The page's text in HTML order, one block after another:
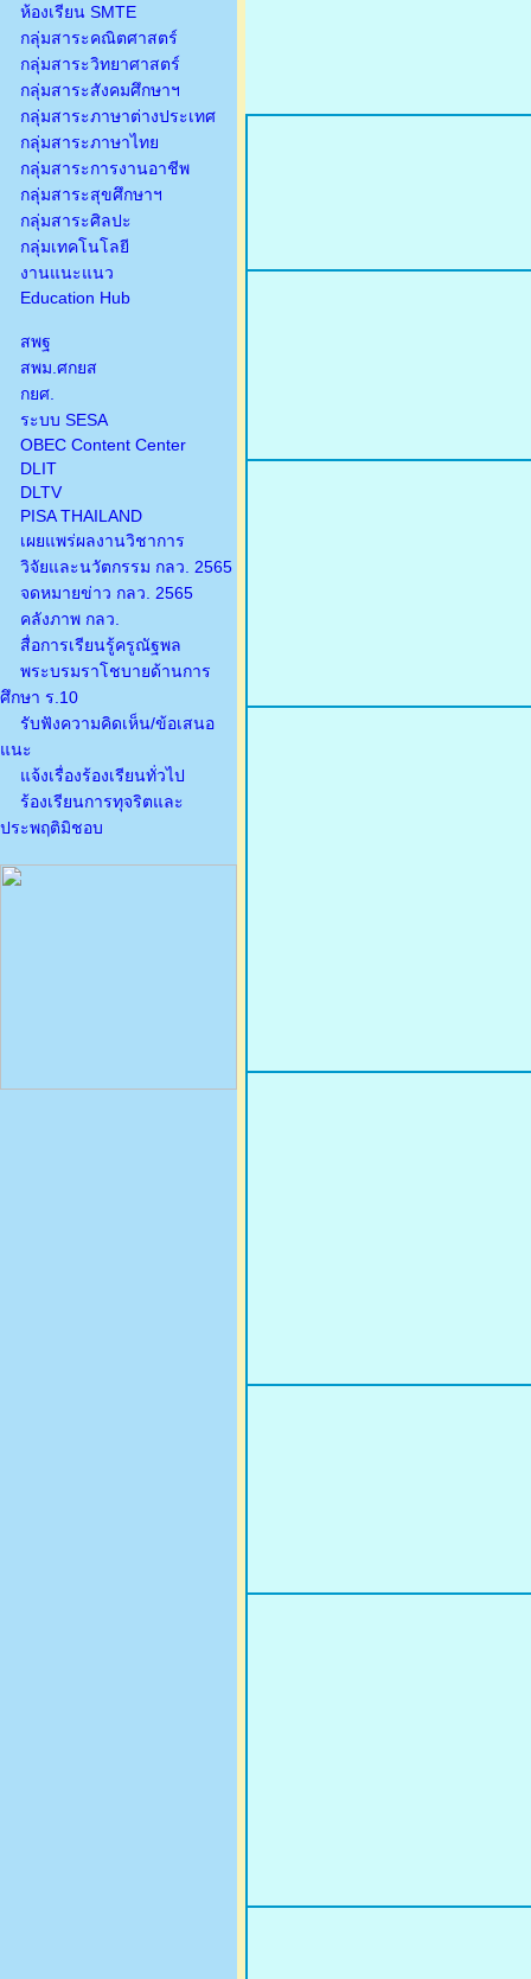
ห้องเรียน SMTE
กลุ่มสาระคณิตศาสตร์
กลุ่มสาระวิทยาศาสตร์
กลุ่มสาระสังคมศึกษาฯ
กลุ่มสาระภาษาต่างประเทศ
กลุ่มสาระภาษาไทย
กลุ่มสาระการงานอาชีพ
กลุ่มสาระสุขศึกษาฯ
กลุ่มสาระศิลปะ
กลุ่มเทคโนโลยี
งานแนะแนว
Education Hub
สพฐ
สพม.ศกยส
กยศ.
ระบบ SESA
OBEC Content Center
DLIT
DLTV
PISA THAILAND
เผยแพร่ผลงานวิชาการ
วิจัยและนวัตกรรม กลว. 2565
จดหมายข่าว กลว. 2565
คลังภาพ กลว.
สื่อการเรียนรู้ครูณัฐพล
พระบรมราโชบายด้านการ
ศึกษา ร.10
รับฟังความคิดเห็น/ข้อเสนอ
แนะ
แจ้งเรื่องร้องเรียนทั่วไป
ร้องเรียนการทุจริตและ
ประพฤติมิชอบ